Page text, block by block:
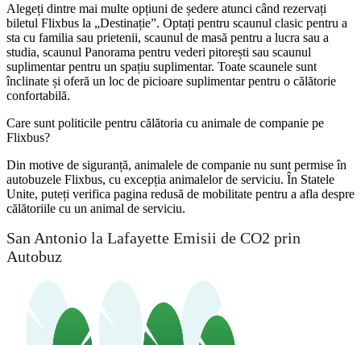
Alegeți dintre mai multe opțiuni de ședere atunci când rezervați
biletul Flixbus la „Destinație”. Optați pentru scaunul clasic pentru a
sta cu familia sau prietenii, scaunul de masă pentru a lucra sau a
studia, scaunul Panorama pentru vederi pitorești sau scaunul
suplimentar pentru un spațiu suplimentar. Toate scaunele sunt
înclinate și oferă un loc de picioare suplimentar pentru o călătorie
confortabilă.
Care sunt politicile pentru călătoria cu animale de companie pe
Flixbus?
Din motive de siguranță, animalele de companie nu sunt permise în
autobuzele Flixbus, cu excepția animalelor de serviciu. În Statele
Unite, puteți verifica pagina redusă de mobilitate pentru a afla despre
călătoriile cu un animal de serviciu.
San Antonio la Lafayette Emisii de CO2 prin
Autobuz